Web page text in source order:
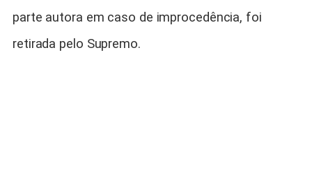
parte autora em caso de improcedência, foi
retirada pelo Supremo.